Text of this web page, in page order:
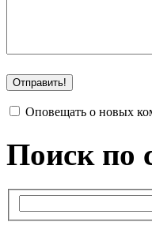
Оповещать о новых
Поиск по